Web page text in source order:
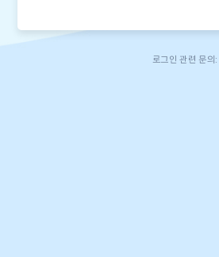
로그인 관련 문의: